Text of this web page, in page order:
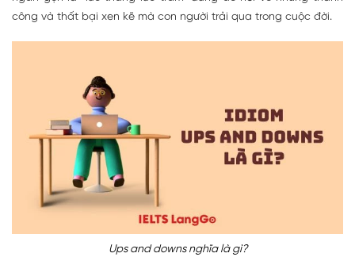
công và thất bại xen kẽ mà con người trải qua trong cuộc đời.
Ups and downs nghĩa là gì?